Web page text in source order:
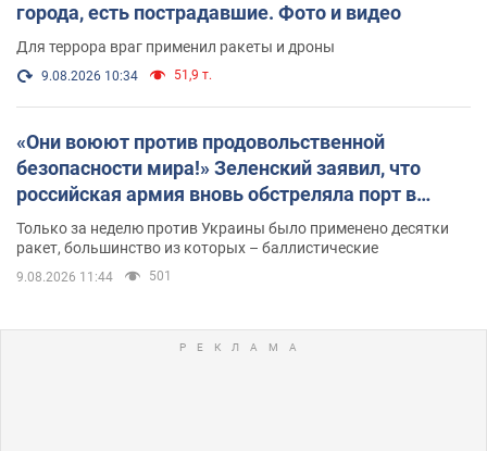
города, есть пострадавшие. Фото и видео
Для террора враг применил ракеты и дроны
9.08.2026 10:34 51,9 т.
«Они воюют против продовольственной
безопасности мира!» Зеленский заявил, что
российская армия вновь обстреляла порт в
Одессе
Только за неделю против Украины было применено десятки
ракет, большинство из которых – баллистические
9.08.2026 11:44 501